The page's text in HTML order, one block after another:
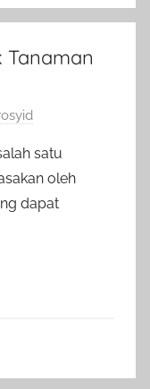
Tanaman
satu
oleh
dapat